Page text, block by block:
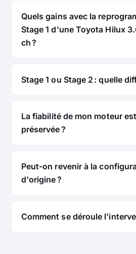
Quels gains avec la
Stage 1 d'une Toyota Hilux
ch ?
Stage 1 ou Stage 2 : quelle
La fiabilité de mon moteur
préservée ?
Peut-on revenir à la
d'origine ?
Comment se déroule